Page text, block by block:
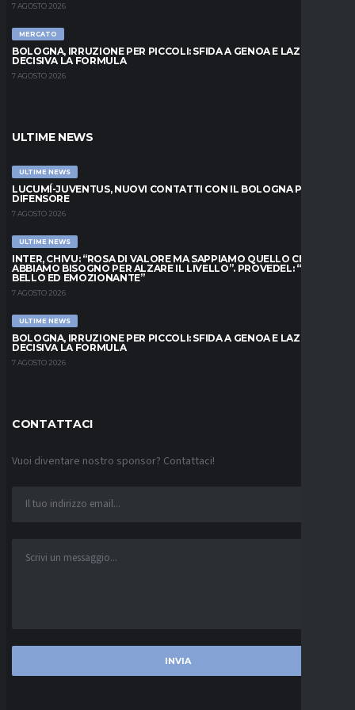
7 AGOSTO 2026
MERCATO
BOLOGNA, IRRUZIONE PER PICCOLI: SFIDA A GENOA E LAZIO,
DECISIVA LA FORMULA
7 AGOSTO 2026
ULTIME NEWS
ULTIME NEWS
LUCUMÍ-JUVENTUS, NUOVI CONTATTI CON IL BOLOGNA PER IL
DIFENSORE
7 AGOSTO 2026
ULTIME NEWS
INTER, CHIVU: “ROSA DI VALORE MA SAPPIAMO QUELLO CHE
ABBIAMO BISOGNO PER ALZARE IL LIVELLO”. PROVEDEL: “MESE
BELLO ED EMOZIONANTE”
7 AGOSTO 2026
ULTIME NEWS
BOLOGNA, IRRUZIONE PER PICCOLI: SFIDA A GENOA E LAZIO,
DECISIVA LA FORMULA
7 AGOSTO 2026
CONTATTACI
Vuoi diventare nostro sponsor? Contattaci!